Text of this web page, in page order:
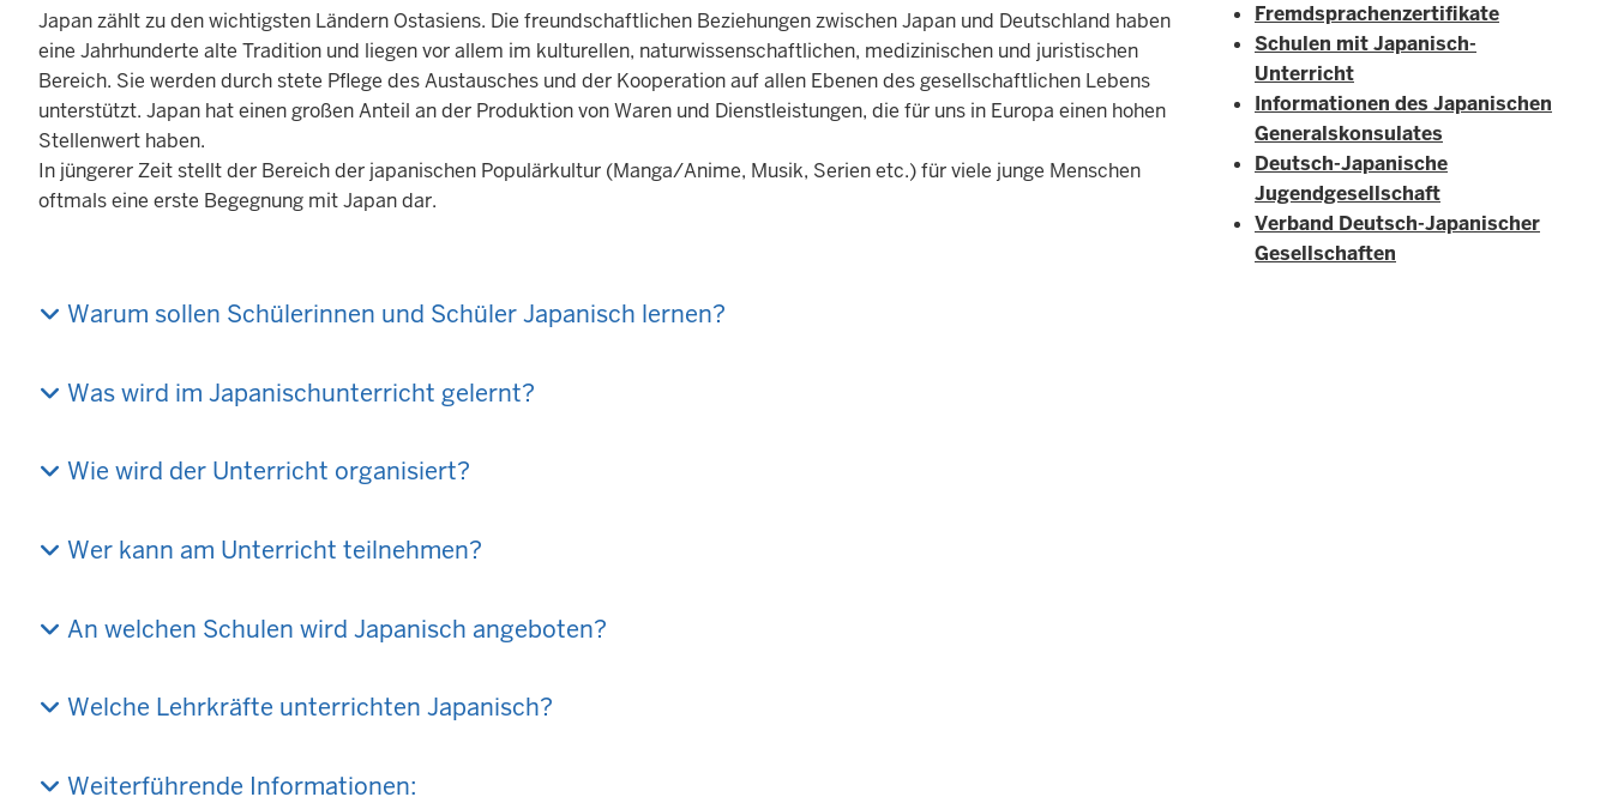
Japan zählt zu den wichtigsten Ländern Ostasiens. Die freundschaftlichen Beziehungen zwischen Japan und Deutschland haben
eine Jahrhunderte alte Tradition und liegen vor allem im kulturellen, naturwissenschaftlichen, medizinischen und juristischen
Bereich. Sie werden durch stete Pflege des Austausches und der Kooperation auf allen Ebenen des gesellschaftlichen Lebens
unterstützt. Japan hat einen großen Anteil an der Produktion von Waren und Dienstleistungen, die für uns in Europa einen hohen
Stellenwert haben.
In jüngerer Zeit stellt der Bereich der japanischen Populärkultur (Manga/Anime, Musik, Serien etc.) für viele junge Menschen
oftmals eine erste Begegnung mit Japan dar.
Warum sollen Schülerinnen und Schüler Japanisch lernen?
Was wird im Japanischunterricht gelernt?
Wie wird der Unterricht organisiert?
Wer kann am Unterricht teilnehmen?
An welchen Schulen wird Japanisch angeboten?
Welche Lehrkräfte unterrichten Japanisch?
Weiterführende Informationen:
Fremdsprachenzertifikate
Schulen mit Japanisch-
Unterricht
Informationen des Japanischen
Generalskonsulates
Deutsch-Japanische
Jugendgesellschaft
Verband Deutsch-Japanischer
Gesellschaften